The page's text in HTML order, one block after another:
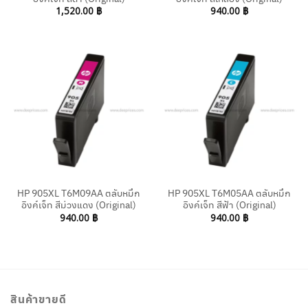
1,520.00 ฿
940.00 ฿
HP 905XL T6M09AA ตลับหมึก
อิงค์เจ็ท สีม่วงแดง (Original)
940.00 ฿
HP 905XL T6M05AA ตลับหมึก
อิงค์เจ็ท สีฟ้า (Original)
940.00 ฿
สินค้าขายดี